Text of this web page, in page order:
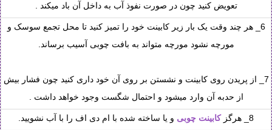
تعویض کنید چون در صورت نفوذ آب به داخل آن باد میکند .
6_ هر چند وقت یک بار زیر کابینت خود را تمیز کنید تا محل تجمع سوسک و
مورچه نشود مورچه متواند به بافت چوبی آسیب برساند.
7_ از پریدن روی کابینت و نشستن بر روی آن خود داری کنید چون فشار بیش
از حدبه آن وارد میشود و احتمال شگست وجود خواهد داشت .
8_ هرگز کابینت چوبی و یا ساخته شده با ام دی اف را با آب نشویید.